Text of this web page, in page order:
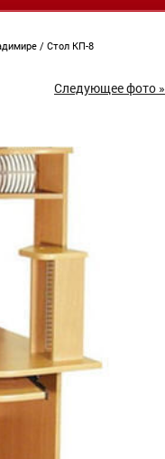
/ Стол КП-8
Следующее фото »